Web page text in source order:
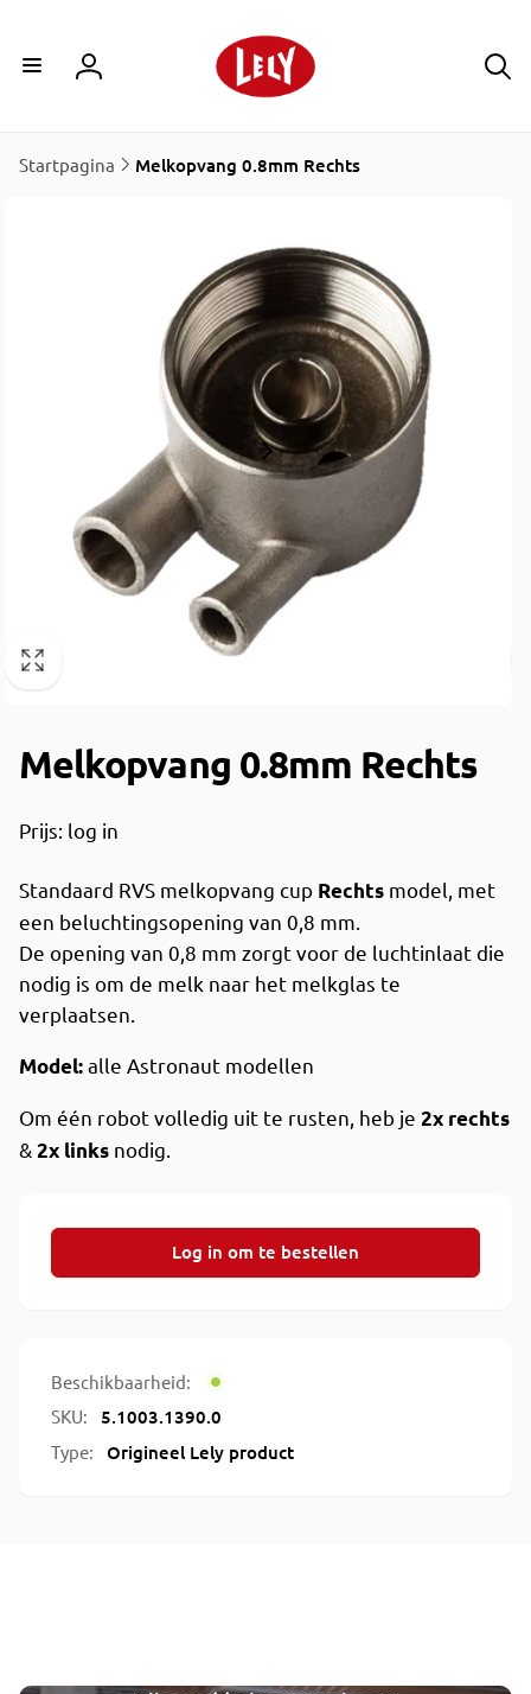
Inloggen
Startpagina
Melkopvang 0.8mm Rechts
Melkopvang 0.8mm Rechts
Prijs: log in
Standaard RVS melkopvang cup Rechts model, met
een beluchtingsopening van 0,8 mm.
De opening van 0,8 mm zorgt voor de luchtinlaat die
nodig is om de melk naar het melkglas te
verplaatsen.
Model:alle Astronaut modellen
Om één robot volledig uit te rusten, heb je 2x rechts
&2x linksnodig.
Log in om te bestellen
Beschikbaarheid:
SKU:
5.1003.1390.0
Type: Origineel Lely product